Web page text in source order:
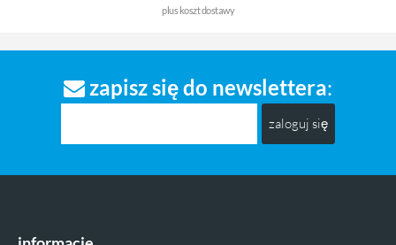
pluskoszt dostawy
zapisz się do newslettera
zaloguj się